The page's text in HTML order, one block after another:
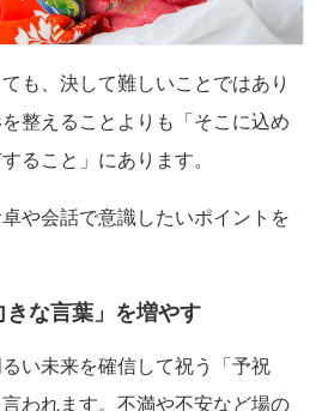
も、決して難しいことではあり
整えることよりも「そこに込め
ること」にあります。
や会話で意識したいポイントを
な言葉」を増やす
い未来を確信して祝う「予祝
言われます。不満や不安など場の